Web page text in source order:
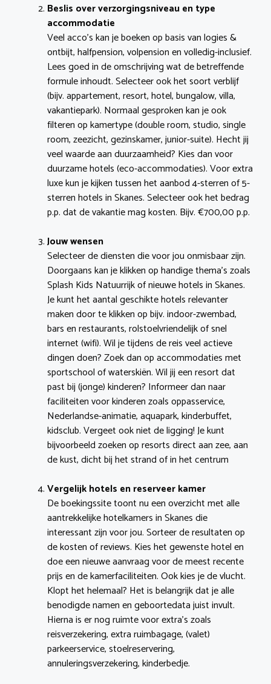
Beslis over verzorgingsniveau en type
accommodatie
Veel acco’s kan je boeken op basis van logies &
ontbijt, halfpension, volpension en volledig-inclusief.
Lees goed in de omschrijving wat de betreffende
formule inhoudt. Selecteer ook het soort verblijf
(bijv. appartement, resort, hotel, bungalow, villa,
vakantiepark). Normaal gesproken kan je ook
filteren op kamertype (double room, studio, single
room, zeezicht, gezinskamer, junior-suite). Hecht jij
veel waarde aan duurzaamheid? Kies dan voor
duurzame hotels (eco-accommodaties). Voor extra
luxe kun je kijken tussen het aanbod 4-sterren of 5-
sterren hotels in Skanes. Selecteer ook het bedrag
p.p. dat de vakantie mag kosten. Bijv. €700,00 p.p.
Jouw wensen
Selecteer de diensten die voor jou onmisbaar zijn.
Doorgaans kan je klikken op handige thema’s zoals
Splash Kids Natuurrijk of nieuwe hotels in Skanes.
Je kunt het aantal geschikte hotels relevanter
maken door te klikken op bijv. indoor-zwembad,
bars en restaurants, rolstoelvriendelijk of snel
internet (wifi). Wil je tijdens de reis veel actieve
dingen doen? Zoek dan op accommodaties met
sportschool of waterskiën. Wil jij een resort dat
past bij (jonge) kinderen? Informeer dan naar
faciliteiten voor kinderen zoals oppasservice,
Nederlandse-animatie, aquapark, kinderbuffet,
kidsclub. Vergeet ook niet de ligging! Je kunt
bijvoorbeeld zoeken op resorts direct aan zee, aan
de kust, dicht bij het strand of in het centrum
Vergelijk hotels en reserveer kamer
De boekingssite toont nu een overzicht met alle
aantrekkelijke hotelkamers in Skanes die
interessant zijn voor jou. Sorteer de resultaten op
de kosten of reviews. Kies het gewenste hotel en
doe een nieuwe aanvraag voor de meest recente
prijs en de kamerfaciliteiten. Ook kies je de vlucht.
Klopt het helemaal? Het is belangrijk dat je alle
benodigde namen en geboortedata juist invult.
Hierna is er nog ruimte voor extra’s zoals
reisverzekering, extra ruimbagage, (valet)
parkeerservice, stoelreservering,
annuleringsverzekering, kinderbedje.